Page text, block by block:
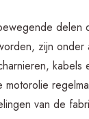
delen
zijn onder
kabels
van de